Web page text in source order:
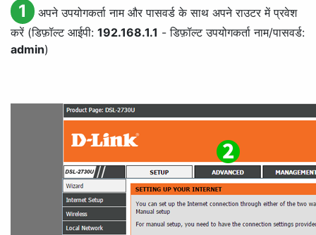
1
अपने उपयोगकर्ता नाम और पासवर्ड के साथ अपने राउटर में प्रवेश
करें (डिफ़ॉल्ट आईपी: 192.168.1.1 - डिफ़ॉल्ट उपयोगकर्ता नाम/पासवर्ड:
admin)